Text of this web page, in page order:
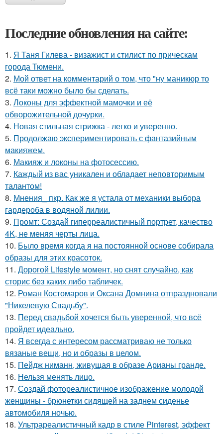
Последние обновления на сайте:
1. Я Таня Гилева - визажист и стилист по прическам
города Тюмени.
2. Мой ответ на комментарий о том, что "ну маникюр то
всё таки можно было бы сделать.
3. Локоны для эффектной мамочки и её
обворожительной дочурки.
4. Новая стильная стрижка - легко и уверенно.
5. Продолжаю экспериментировать с фантазийным
макияжем.
6. Макияж и локоны на фотосессию.
7. Каждый из вас уникален и обладает неповторимым
талантом!
8. Мнения_ пкр. Как же я устала от механики выбора
гардероба в водяной лилии.
9. Промт: Создай гиперреалистичный портрет, качество
4K, не меняя черты лица.
10. Было время когда я на постоянной основе собирала
образы для этих красоток.
11. Дорогой Lifestyle момент, но снят случайно, как
сторис без каких либо табличек.
12. Роман Костомаров и Оксана Домнина отпраздновали
"Никелевую Свадьбу".
13. Перед свадьбой хочется быть уверенной, что всё
пройдет идеально.
14. Я всегда с интересом рассматриваю не только
вязаные вещи, но и образы в целом.
15. Пейдж ниманн, живущая в образе Арианы гранде.
16. Нельзя менять лицо.
17. Создай фотореалистичное изображение молодой
женщины - брюнетки сидящей на заднем сиденье
автомобиля ночью.
18. Ультрареалистичный кадр в стиле Pinterest, эффект